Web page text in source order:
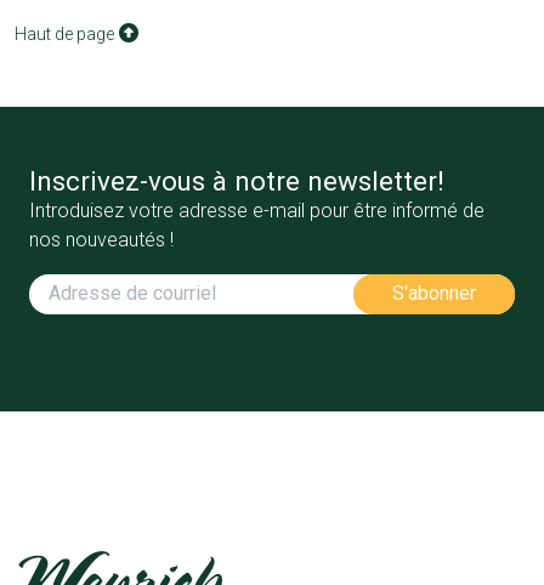
Haut de page
Inscrivez-vous à notre newsletter!
Introduisez votre adresse e-mail pour être informé de
nos nouveautés !